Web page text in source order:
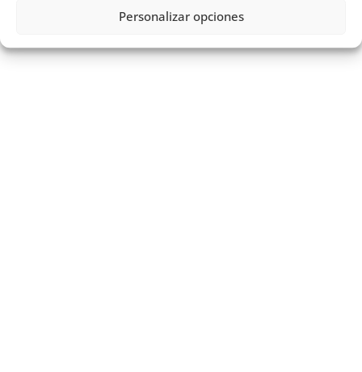
Personalizar opciones